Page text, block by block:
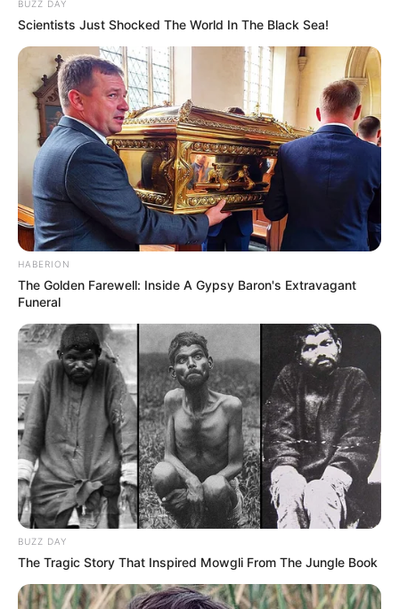
The Best Tarantino Movie Yet
Brainberries
90s Hair Trends That Screamed "Please Don't
Try"
Brainberries